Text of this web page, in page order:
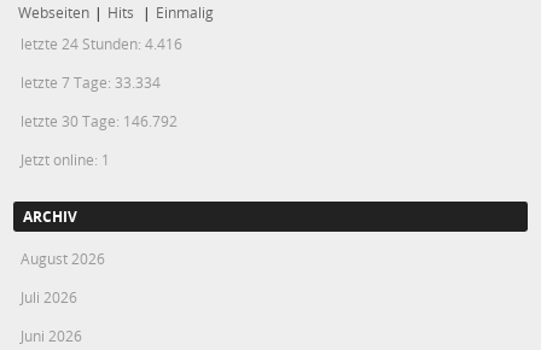
Webseiten | Hits | Einmalig
letzte 24 Stunden:4.416
letzte 7 Tage: 33.334
letzte 30 Tage: 146.792
Jetzt online: 1
ARCHIV
August 2026
Juli 2026
Juni 2026